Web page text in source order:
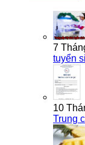
7
tuyển
10
Trung